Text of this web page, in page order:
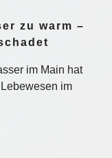
zu warm –
im Main hat
im